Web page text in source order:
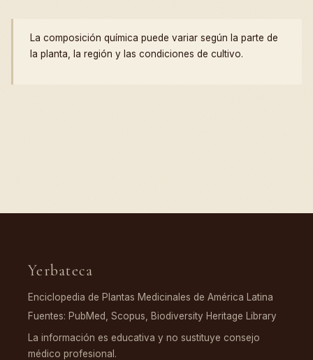
La composición química puede variar según la parte de
la planta, la región y las condiciones de cultivo.
Yerbateca
Enciclopedia de Plantas Medicinales de América Latina
Fuentes: PubMed, Scopus, Biodiversity Heritage Library
La información es educativa y no sustituye consejo
médico profesional.